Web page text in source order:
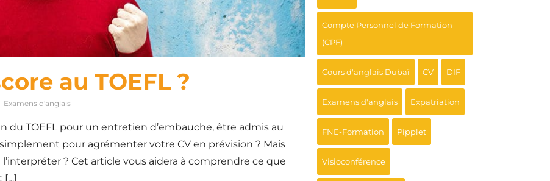
au TOEFL ?
Examens d'anglais
du TOEFL pour un entretien d’embauche, être admis au
pour agrémenter votre CV en prévision ? Mais
? Cet article vous aidera à comprendre ce que
[…]
Compte Personnel de Formation
(CPF)
Cours d'anglais Dubaï CV DIF
Examens d'anglais Expatriation
FNE-Formation Pipplet
Visioconférence